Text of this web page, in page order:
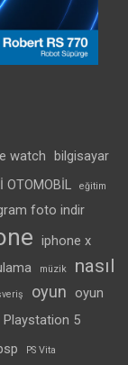
watch bilgisayar
OTOMOBİL eğitim
foto indir
iphone x
müzik
nasıl
oyun
oyun
Playstation 5
PS Vita